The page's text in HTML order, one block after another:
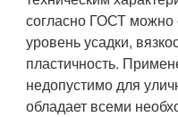
согласно ГОСТ можно
уровень усадки,
пластичность.
недопустимо для
обладает всеми